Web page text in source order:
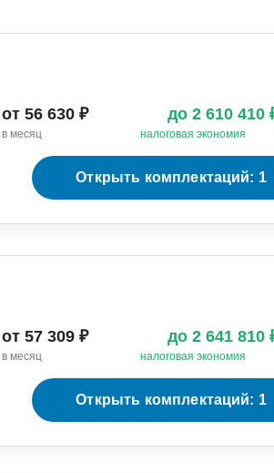
от 56 630 ₽
в месяц
до 2 610 410
налоговая экономия
Открыть комплектаций: 1
от 57 309 ₽
в месяц
до 2 641 810
налоговая экономия
Открыть комплектаций: 1